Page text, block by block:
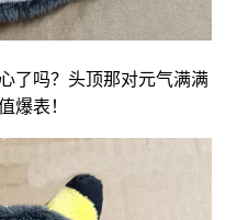
了吗？头顶那对元气满满
爆表！